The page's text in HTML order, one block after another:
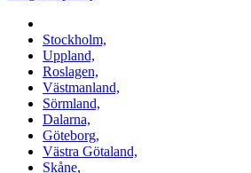
Stockholm,
Uppland,
Roslagen,
Västmanland,
Sörmland,
Dalarna,
Göteborg,
Västra Götaland,
Skåne,